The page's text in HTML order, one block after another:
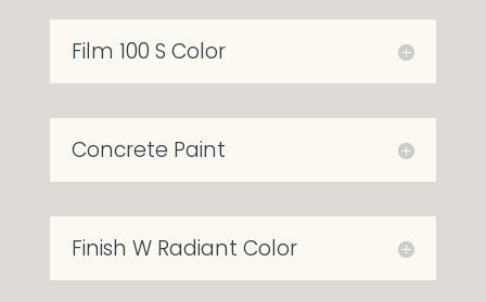
Film 100 S Color
Concrete Paint
Finish W Radiant Color